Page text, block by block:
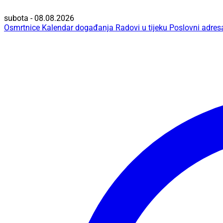
subota - 08.08.2026
Osmrtnice Kalendar događanja Radovi u tijeku Poslovni